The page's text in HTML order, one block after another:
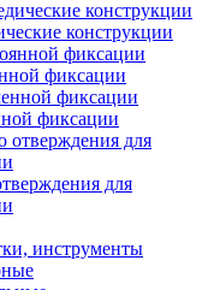
конструкции
фиксации
фиксации
для
инструменты